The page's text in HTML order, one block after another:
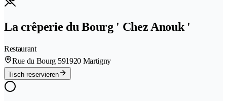
La crêperie du Bourg ' Chez Anouk '
Restaurant
Rue du Bourg 591920 Martigny
Tisch reservieren